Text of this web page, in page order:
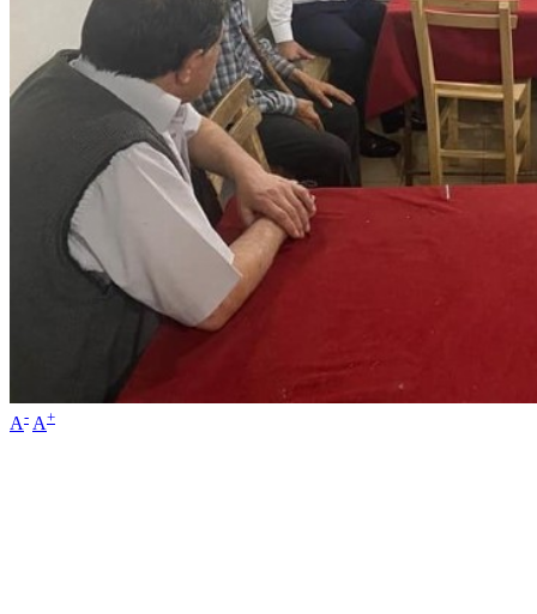
A- A+